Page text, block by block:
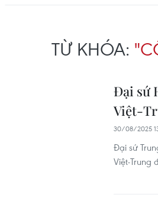
TỪ KHÓA:
Đại sứ
Việt-
30/08/2025
Đại sứ
Việt-Trung